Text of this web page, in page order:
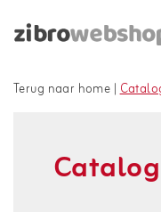
Terug naar home |